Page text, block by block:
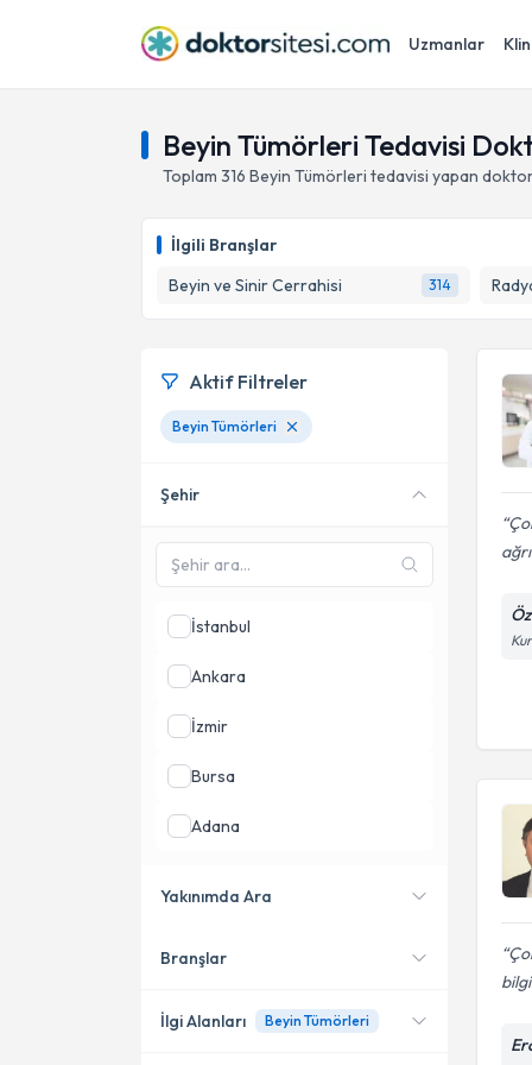
Uzmanlar
Beyin Tümörleri Tedavisi
Toplam 316 Beyin Tümörleri tedavisi yapan
İlgili Branşlar
Beyin ve Sinir Cerrahisi
314
Aktif Filtreler
Beyin Tümörleri
Şehir
İstanbul
Ankara
İzmir
Bursa
Adana
Yakınımda Ara
Konumuma yakın uzmanları
Branşlar
İlgi Alanları Beyin Tümörleri